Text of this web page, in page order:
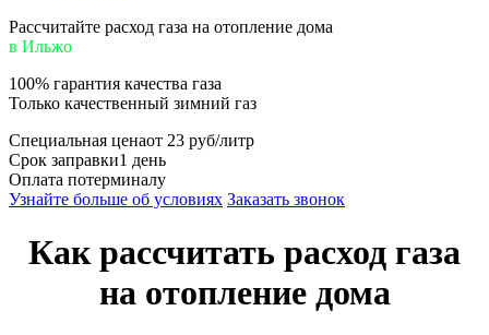
Рассчитайте расход газа на отопление дома
в Ильжо
100% гарантия качества газа
Только качественный зимний газ
Специальная ценаот 23 руб/литр
Срок заправки1 день
Оплата потерминалу
Узнайте больше об условиях Заказать звонок
Как рассчитать расход газа
на отопление дома